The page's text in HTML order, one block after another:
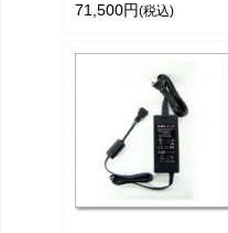
71,500円(税込)